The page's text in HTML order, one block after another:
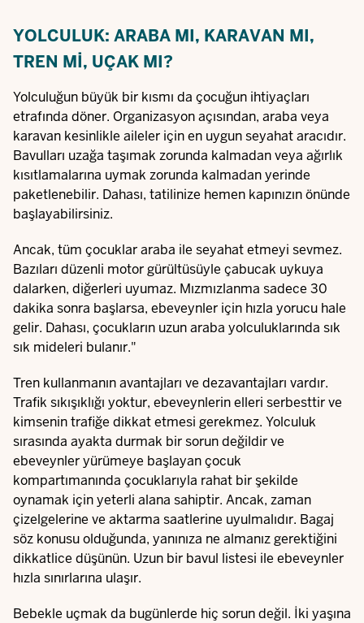
YOLCULUK: ARABA MI, KARAVAN MI,
TREN MI, UÇAK MI?
Yolculuğun büyük bir kısmı da çocuğun ihtiyaçları
etrafında döner. Organizasyon açısından, araba veya
karavan kesinlikle aileler için en uygun seyahat aracıdır.
Bavulları uzağa taşımak zorunda kalmadan veya ağırlık
kısıtlamalarına uymak zorunda kalmadan yerinde
paketlenebilir. Dahası, tatilinize hemen kapınızın önünde
başlayabilirsiniz.
Ancak, tüm çocuklar araba ile seyahat etmeyi sevmez.
Bazıları düzenli motor gürültüsüyle çabucak uykuya
dalarken, diğerleri uyumaz. Mızmızlanma sadece 30
dakika sonra başlarsa, ebeveynler için hızla yorucu hale
gelir. Dahası, çocukların uzun araba yolculuklarında sık
sık mideleri bulanır."
Tren kullanmanın avantajları ve dezavantajları vardır.
Trafik sıkışıklığı yoktur, ebeveynlerin elleri serbesttir ve
kimsenin trafiğe dikkat etmesi gerekmez. Yolculuk
sırasında ayakta durmak bir sorun değildir ve
ebeveynler yürümeye başlayan çocuk
kompartımanında çocuklarıyla rahat bir şekilde
oynamak için yeterli alana sahiptir. Ancak, zaman
çizelgelerine ve aktarma saatlerine uyulmalıdır. Bagaj
söz konusu olduğunda, yanınıza ne almanız gerektiğini
dikkatlice düşünün. Uzun bir bavul listesi ile ebeveynler
hızla sınırlarına ulaşır.
Bebekle uçmak da bugünlerde hiç sorun değil. İki yaşına